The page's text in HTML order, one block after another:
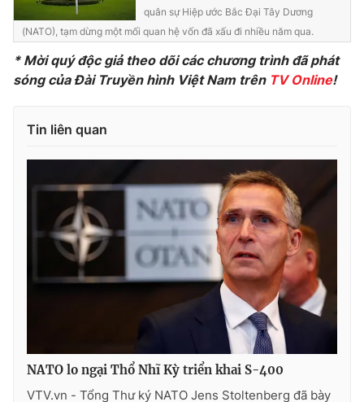
Emagazine Podcast
Photo Infographic
VTV Money VTV Thể thao
VTV Sức khoẻ Bất động sản
Thị trường 24h Tấm lòng Việt
Vươn mình bằng AI
Liên hệ tòa soạn English
quân sự Hiệp ước Bắc Đại Tây Dương
(NATO), tạm dừng một mối quan hệ vốn đã xấu đi nhiều năm qua.
* Mời quý độc giả theo dõi các chương trình đã phát
sóng của Đài Truyền hình Việt Nam trên TV Online!
Tin liên quan
NATO lo ngại Thổ Nhĩ Kỳ triển khai S-400
VTV.vn - Tổng Thư ký NATO Jens Stoltenberg đã bày